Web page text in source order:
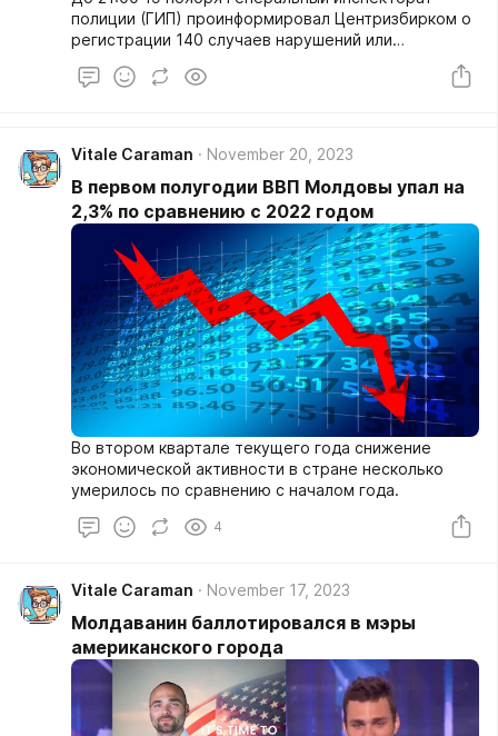
полиции (ГИП) проинформировал Центризбирком о
регистрации 140 случаев нарушений или
Vitale Caraman November 20, 2023
В первом полугодии ВВП Молдовы упал на
2,3% по сравнению с 2022 годом
Во втором квартале текущего года снижение
экономической активности в стране несколько
умерилось по сравнению с началом года.
4
Vitale Caraman November 17, 2023
Молдаванин баллотировался в мэры
американского города